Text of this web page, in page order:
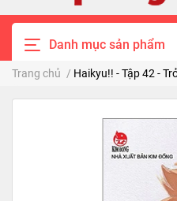
Danh mục sản phẩm
Trang chủ / Haikyu!! - Tập 42 -